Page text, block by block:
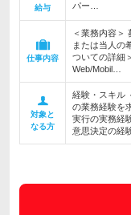
給与
パー…
仕事内容
＜業務内容＞
または当人の
ついての詳細
Web/Mobil…
対象と
なる方
経験・スキル
の業務経験を
実行の実務経
意思決定の経